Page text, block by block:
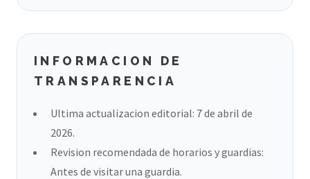
INFORMACION DE
TRANSPARENCIA
Ultima actualizacion editorial: 7 de abril de
2026.
Revision recomendada de horarios y guardias:
Antes de visitar una guardia.